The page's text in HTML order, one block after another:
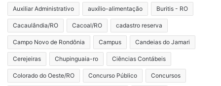
Auxiliar Administrativo auxílio-alimentação Buritis - RO
Cacaulândia/RO Cacoal/RO cadastro reserva
Campo Novo de Rondônia Campus Candeias do Jamari
Cerejeiras Chupinguaia-ro Ciências Contábeis
Colorado do Oeste/RO Concurso Público Concursos